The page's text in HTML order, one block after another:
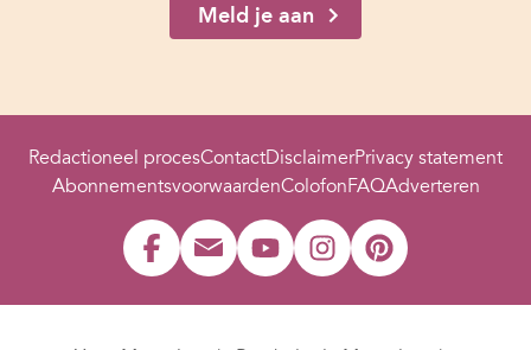
Meld je aan
Redactioneel procesContactDisclaimerPrivacy statement
AbonnementsvoorwaardenColofonFAQAdverteren